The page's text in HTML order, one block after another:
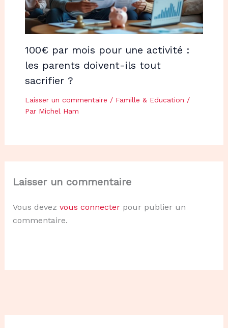
100€ par mois pour une activité :
les parents doivent-ils tout
sacrifier ?
Laisser un commentaire / Famille & Education /
Par Michel Ham
Laisser un commentaire
Vous devez vous connecterpour publier un
commentaire.